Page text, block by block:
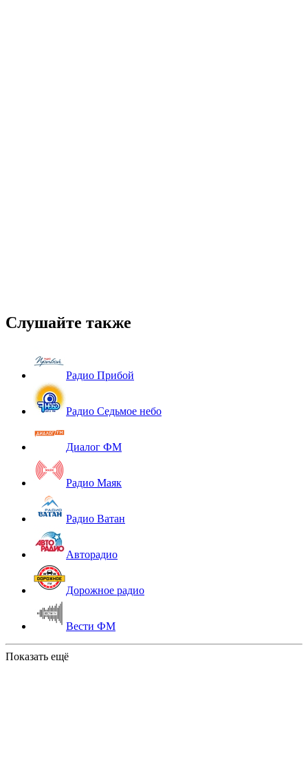
Слушайте также
Радио Прибой
Радио Седьмое небо
Диалог ФМ
Радио Маяк
Радио Ватан
Авторадио
Дорожное радио
Вести ФМ
Показать ещё